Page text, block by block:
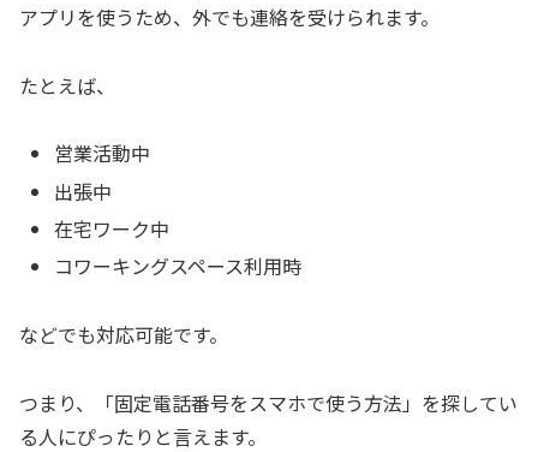
アプリを使うため、外でも連絡を受けられます。
たとえば、
営業活動中
出張中
在宅ワーク中
コワーキングスペース利用時
などでも対応可能です。
つまり、「固定電話番号をスマホで使う方法」を探してい
る人にぴったりと言えます。